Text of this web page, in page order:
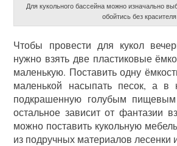
Для кукольного бассейна можно изначально
обойтись без красителя
Чтобы провести для кукол
нужно взять две пластиковые
маленькую. Поставить одну
маленькой насыпать песок, а в
подкрашенную голубым
остальное зависит от фантазии
можно поставить кукольную
из подручных материалов лесенки